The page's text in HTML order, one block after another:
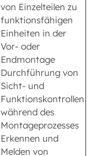
von Einzelteilen zu
funktionsfähigen
Einheiten in der
Vor- oder
Endmontage
Durchführung von
Sicht- und
Funktionskontrollen
während des
Montageprozesses
Erkennen und
Melden von